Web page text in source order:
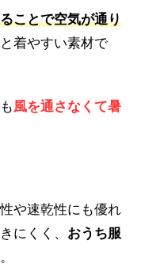
ことで空気が通り
着やすい素材で
風を通さなくて暑
や速乾性にも優れ
にくく、 おうち服